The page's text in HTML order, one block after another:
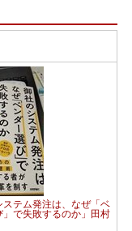
ステム発注は、なぜ「ベ
」で失敗するのか」田村